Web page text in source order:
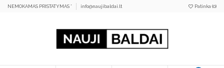
NEMOKAMAS PRISTATYMAS * info@naujibaldai.lt Patinka (0)